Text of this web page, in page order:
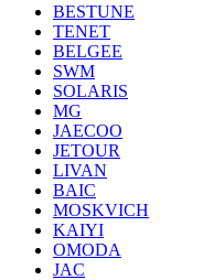
BESTUNE
TENET
BELGEE
SWM
SOLARIS
MG
JAECOO
JETOUR
LIVAN
BAIC
MOSKVICH
KAIYI
OMODA
JAC